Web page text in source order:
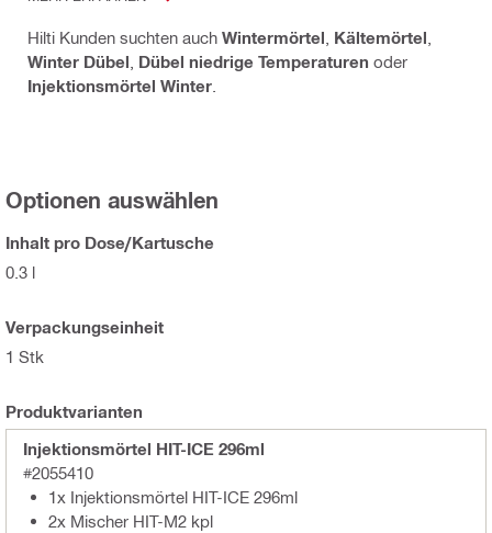
Hilti Kunden suchten auch Wintermörtel Kältemörtel
Winter Dübel Dübel niedrige Temperaturen oder
Injektionsmörtel Winter
Optionen auswählen
Inhalt pro Dose/Kartusche
0.3 l
Verpackungseinheit
1 Stk
Produktvarianten
Injektionsmörtel HIT-ICE 296ml
#2055410
1x Injektionsmörtel HIT-ICE 296ml
2x Mischer HIT-M2 kpl